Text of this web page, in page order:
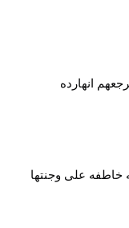
انهارده
خاطفه على وجنتها